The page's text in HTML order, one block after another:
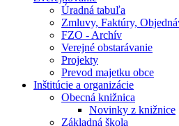
Úradná tabuľa
Zmluvy, Faktúry,
FZO - Archív
Verejné obstarávanie
Projekty
Prevod majetku obce
Inštitúcie a organizácie
Obecná knižnica
Novinky z knižnice
Základná škola